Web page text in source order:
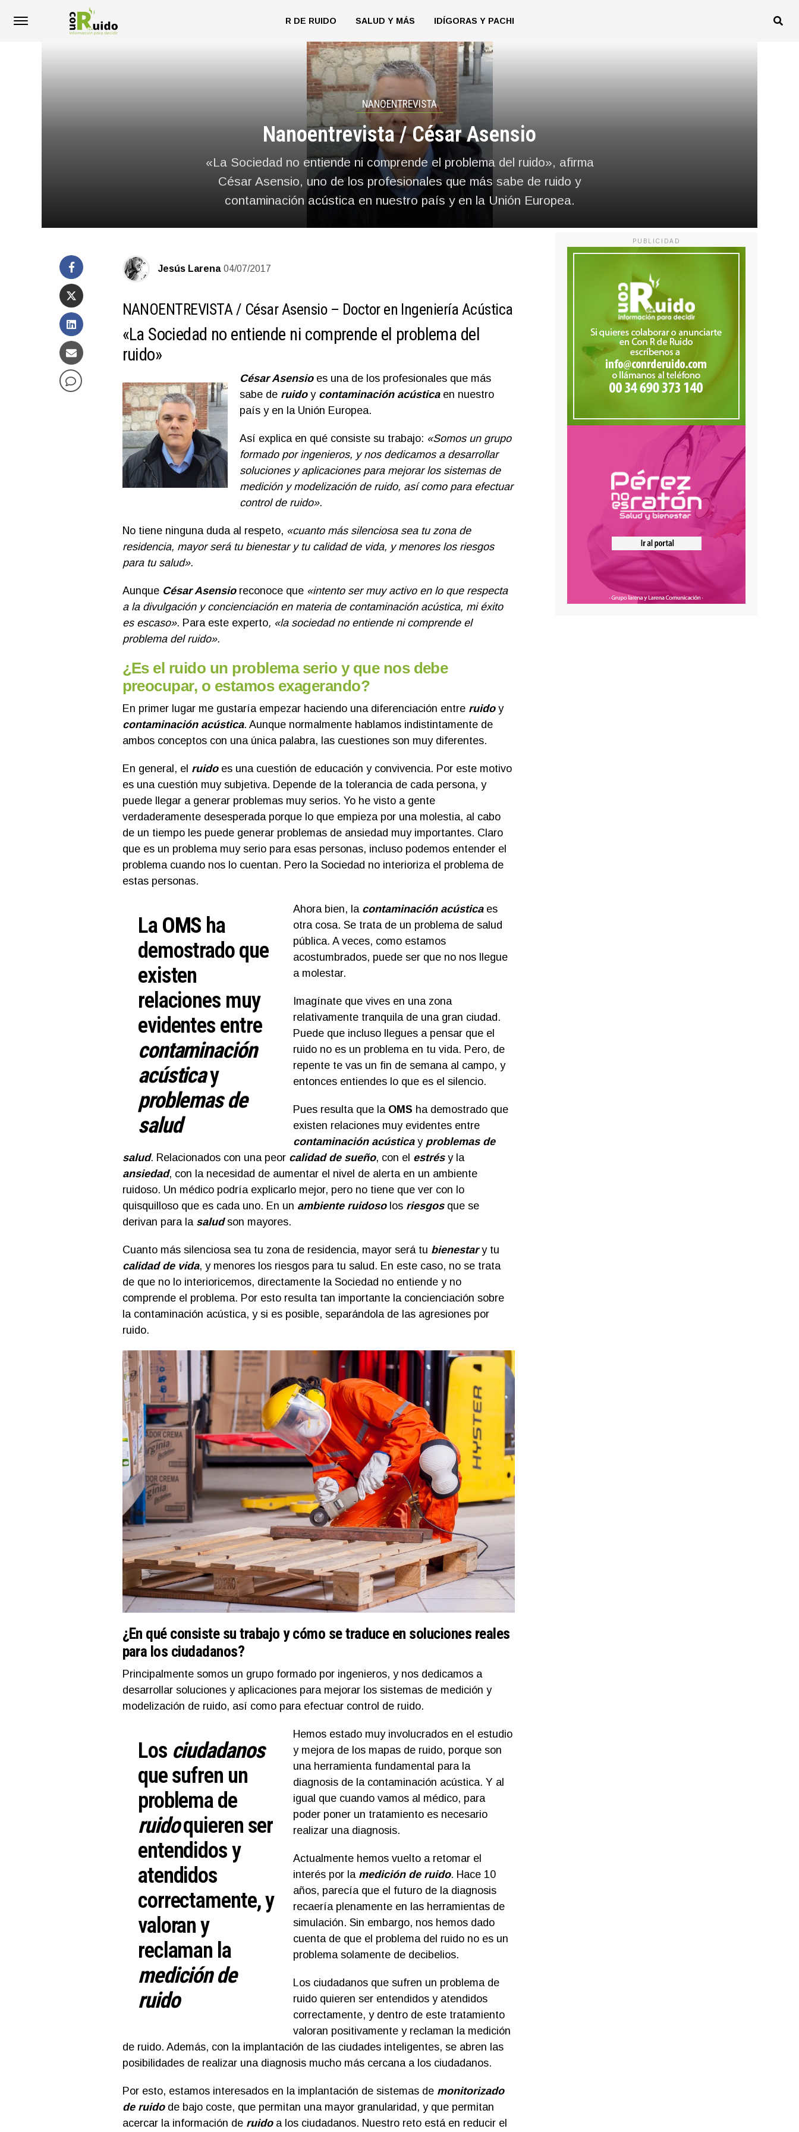
R DE RUIDO SALUD Y MÁS IDÍGORAS Y PACHI
NANOENTREVISTA
Nanoentrevista / César Asensio
«La Sociedad no entiende ni comprende el problema del ruido», afirma
César Asensio, uno de los profesionales que más sabe de ruido y
contaminación acústica en nuestro país y en la Unión Europea.
Jesús Larena 04/07/2017
NANOENTREVISTA / César Asensio – Doctor en Ingeniería Acústica
«La Sociedad no entiende ni comprende el problema del
ruido»
César Asensioes una de los profesionales que más
sabe de ruidoy contaminación acústicaen nuestro
país y en la Unión Europea.
Así explica en qué consiste su trabajo: «Somos un grupo
formado por ingenieros, y nos dedicamos a desarrollar
soluciones y aplicaciones para mejorar los sistemas de
medición y modelización de ruido, así como para efectuar
control de ruido».
No tiene ninguna duda al respeto, «cuanto más silenciosa sea tu zona de
residencia, mayor será tu bienestar y tu calidad de vida, y menores los riesgos
para tu salud».
Aunque César Asensioreconoce que «intento ser muy activo en lo que respecta
a la divulgación y concienciación en materia de contaminación acústica, mi éxito
es escaso». Para este experto, «la sociedad no entiende ni comprende el
problema del ruido».
¿Es el ruido un problema serio y que nos debe
preocupar, o estamos exagerando?
En primer lugar me gustaría empezar haciendo una diferenciación entre ruidoy
contaminación acústica. Aunque normalmente hablamos indistintamente de
ambos conceptos con una única palabra, las cuestiones son muy diferentes.
En general, el ruidoes una cuestión de educación y convivencia. Por este motivo
es una cuestión muy subjetiva. Depende de la tolerancia de cada persona, y
puede llegar a generar problemas muy serios. Yo he visto a gente
verdaderamente desesperada porque lo que empieza por una molestia, al cabo
de un tiempo les puede generar problemas de ansiedad muy importantes. Claro
que es un problema muy serio para esas personas, incluso podemos entender el
problema cuando nos lo cuentan. Pero la Sociedad no interioriza el problema de
estas personas.
La OMS ha
demostrado que
existen
relaciones muy
evidentes entre
contaminación
acústicay
problemas de
salud
Ahora bien, la contaminación acústicaes
otra cosa. Se trata de un problema de salud
pública. A veces, como estamos
acostumbrados, puede ser que no nos llegue
a molestar.
Imagínate que vives en una zona
relativamente tranquila de una gran ciudad.
Puede que incluso llegues a pensar que el
ruido no es un problema en tu vida. Pero, de
repente te vas un fin de semana al campo, y
entonces entiendes lo que es el silencio.
Pues resulta que la OMS ha demostrado que
existen relaciones muy evidentes entre
contaminación acústicay problemas de
salud. Relacionados con una peor calidad de sueño, con el estrésy la
ansiedad, con la necesidad de aumentar el nivel de alerta en un ambiente
ruidoso. Un médico podría explicarlo mejor, pero no tiene que ver con lo
quisquilloso que es cada uno. En un ambiente ruidosolos riesgosque se
derivan para la saludson mayores.
Cuanto más silenciosa sea tu zona de residencia, mayor será tu bienestary tu
calidad de vida, y menores los riesgos para tu salud. En este caso, no se trata
de que no lo interioricemos, directamente la Sociedad no entiende y no
comprende el problema. Por esto resulta tan importante la concienciación sobre
la contaminación acústica, y si es posible, separándola de las agresiones por
ruido.
¿En qué consiste su trabajo y cómo se traduce en soluciones reales
para los ciudadanos?
Principalmente somos un grupo formado por ingenieros, y nos dedicamos a
desarrollar soluciones y aplicaciones para mejorar los sistemas de medición y
modelización de ruido, así como para efectuar control de ruido.
Los ciudadanos
que sufren un
problema de
ruidoquieren ser
entendidos y
atendidos
correctamente, y
valoran y
reclaman la
medición de
ruido
Hemos estado muy involucrados en el estudio
y mejora de los mapas de ruido, porque son
una herramienta fundamental para la
diagnosis de la contaminación acústica. Y al
igual que cuando vamos al médico, para
poder poner un tratamiento es necesario
realizar una diagnosis.
Actualmente hemos vuelto a retomar el
interés por la medición de ruido. Hace 10
años, parecía que el futuro de la diagnosis
recaería plenamente en las herramientas de
simulación. Sin embargo, nos hemos dado
cuenta de que el problema del ruido no es un
problema solamente de decibelios.
Los ciudadanos que sufren un problema de
ruido quieren ser entendidos y atendidos
correctamente, y dentro de este tratamiento
valoran positivamente y reclaman la medición
de ruido. Además, con la implantación de las ciudades inteligentes, se abren las
posibilidades de realizar una diagnosis mucho más cercana a los ciudadanos.
Por esto, estamos interesados en la implantación de sistemas de monitorizado
de ruidode bajo coste, que permitan una mayor granularidad, y que permitan
acercar la información de ruidoa los ciudadanos. Nuestro reto está en reducir el
PUBLICIDAD